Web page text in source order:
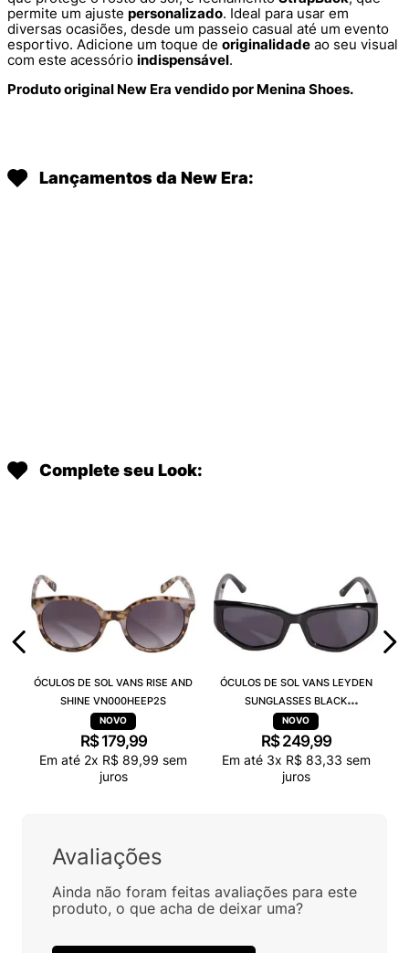
permite um ajuste personalizado. Ideal para usar em
diversas ocasiões, desde um passeio casual até um evento
esportivo. Adicione um toque de originalidade ao seu visual
com este acessório indispensável.
Produto original New Era vendido por Menina Shoes.
Lançamentos da New Era:
Complete seu Look:
ÓCULOS DE SOL VANS RISE AND
SHINE VN000HEEP2S
R$ 179,99
Em até 2x R$ 89,99 sem
juros
ÓCULOS DE SOL VANS LEYDEN
SUNGLASSES BLACK
VN000T0CBLK
R$ 249,99
Em até 3x R$ 83,33 sem
juros
Avaliações
Ainda não foram feitas avaliações para este
produto, o que acha de deixar uma?